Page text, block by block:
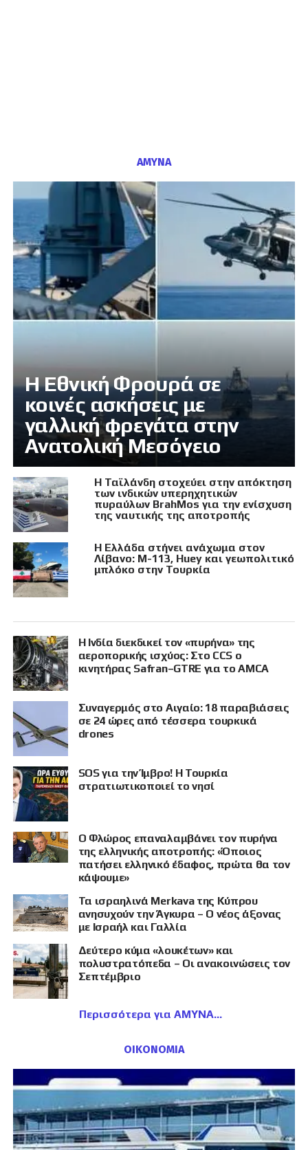
ΑΜΥΝΑ
Η Εθνική Φρουρά σε
κοινές ασκήσεις με
γαλλική φρεγάτα στην
Ανατολική Μεσόγειο
Η Ταϊλάνδη στοχεύει στην απόκτηση
των ινδικών υπερηχητικών
πυραύλων BrahMos για την ενίσχυση
της ναυτικής της αποτροπής
Η Ελλάδα στήνει ανάχωμα στον
Λίβανο: M-113, Huey και γεωπολιτικό
μπλόκο στην Τουρκία
Η Ινδία διεκδικεί τον «πυρήνα» της
αεροπορικής ισχύος: Στο CCS ο
κινητήρας Safran–GTRE για το AMCA
Συναγερμός στο Αιγαίο: 18 παραβιάσεις
σε 24 ώρες από τέσσερα τουρκικά
drones
SOS για την Ίμβρο! Η Τουρκία
στρατιωτικοποιεί το νησί
Ο Φλώρος επαναλαμβάνει τον πυρήνα
της ελληνικής αποτροπής: «Όποιος
πατήσει ελληνικό έδαφος, πρώτα θα τον
κάψουμε»
Τα ισραηλινά Merkava της Κύπρου
ανησυχούν την Άγκυρα – Ο νέος άξονας
με Ισραήλ και Γαλλία
Δεύτερο κύμα «λουκέτων» και
πολυστρατόπεδα – Οι ανακοινώσεις τον
Σεπτέμβριο
Περισσότερα για ΑΜΥΝΑ
ΟΙΚΟΝΟΜΙΑ